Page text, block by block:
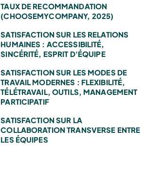
TAUX DE RECOMMANDATION
(CHOOSEMYCOMPANY, 2025)
SATISFACTION SUR LES RELATIONS
HUMAINES : ACCESSIBILITÉ,
SINCÉRITÉ, ESPRIT D'ÉQUIPE
SATISFACTION SUR LES MODES DE
TRAVAIL MODERNES : FLEXIBILITÉ,
TÉLÉTRAVAIL, OUTILS, MANAGEMENT
PARTICIPATIF
SATISFACTION SUR LA
COLLABORATION TRANSVERSE ENTRE
LES ÉQUIPES